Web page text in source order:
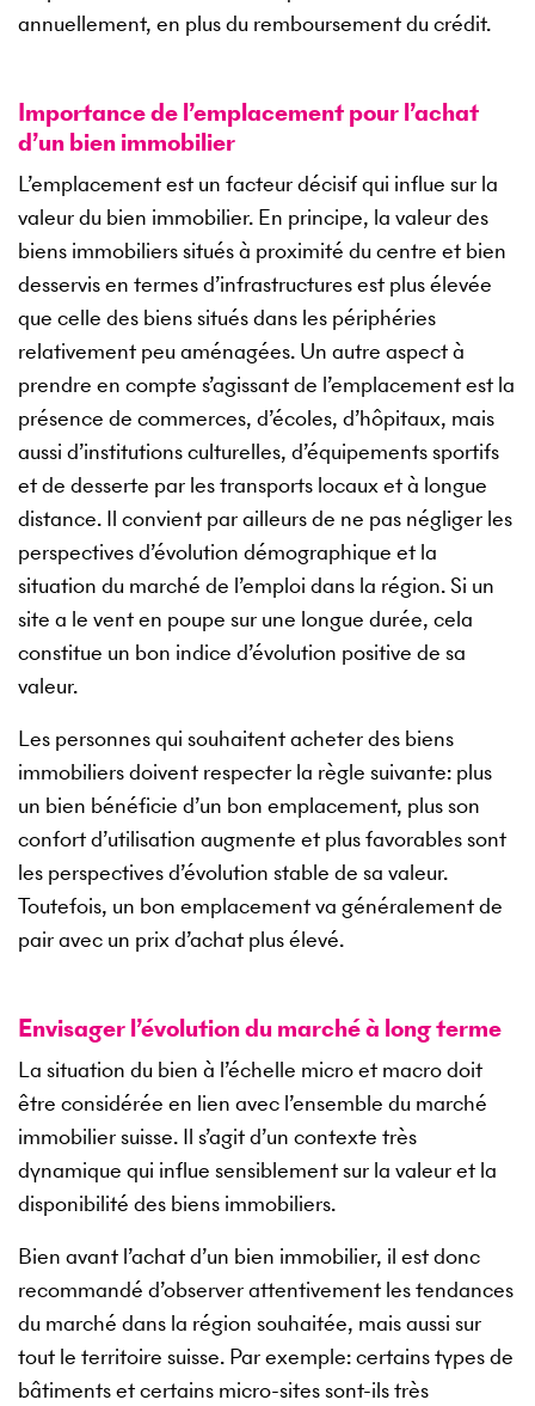
annuellement, en plus du remboursement du crédit.
Importance de l’emplacement pour l’achat
d’un bien immobilier
L’emplacement est un facteur décisif qui influe sur la
valeur du bien immobilier. En principe, la valeur des
biens immobiliers situés à proximité du centre et bien
desservis en termes d’infrastructures est plus élevée
que celle des biens situés dans les périphéries
relativement peu aménagées. Un autre aspect à
prendre en compte s’agissant de l’emplacement est la
présence de commerces, d’écoles, d’hôpitaux, mais
aussi d’institutions culturelles, d’équipements sportifs
et de desserte par les transports locaux et à longue
distance. Il convient par ailleurs de ne pas négliger les
perspectives d’évolution démographique et la
situation du marché de l’emploi dans la région. Si un
site a le vent en poupe sur une longue durée, cela
constitue un bon indice d’évolution positive de sa
valeur.
Les personnes qui souhaitent acheter des biens
immobiliers doivent respecter la règle suivante: plus
un bien bénéficie d’un bon emplacement, plus son
confort d’utilisation augmente et plus favorables sont
les perspectives d’évolution stable de sa valeur.
Toutefois, un bon emplacement va généralement de
pair avec un prix d’achat plus élevé.
Envisager l’évolution du marché à long terme
La situation du bien à l’échelle micro et macro doit
être considérée en lien avec l’ensemble du marché
immobilier suisse. Il s’agit d’un contexte très
dynamique qui influe sensiblement sur la valeur et la
disponibilité des biens immobiliers.
Bien avant l’achat d’un bien immobilier, il est donc
recommandé d’observer attentivement les tendances
du marché dans la région souhaitée, mais aussi sur
tout le territoire suisse. Par exemple: certains types de
bâtiments et certains micro-sites sont-ils très